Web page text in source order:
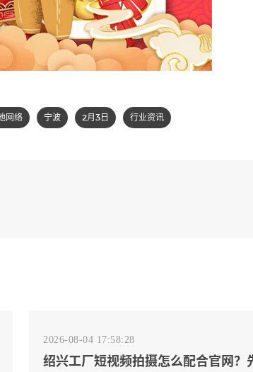
网络 宁波 2月3日 行业资讯
2026-08-04 17:58:28
绍兴工厂短视频拍摄怎么配合官网？